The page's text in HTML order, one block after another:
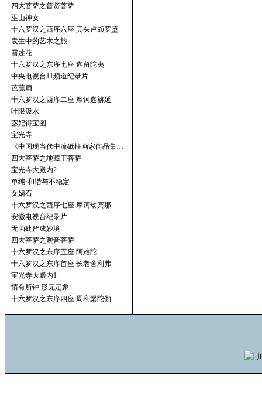
四大菩萨之普贤菩萨
巫山神女
十六罗汉之西序六座 宾头卢颇罗堕
袁生中的艺术之旅
雪莲花
十六罗汉之东序七座 迦留陀夷
中央电视台11频道纪录片
芭蕉扇
十六罗汉之西序二座 摩诃迦旃延
叶限汲水
宓妃得宝图
宝光寺
《中国现当代中流砥柱画家作品集…
四大菩萨之地藏王菩萨
宝光寺大殿内2
单纯·和谐与不稳定
女娲石
十六罗汉之西序七座 摩诃劫宾那
安徽电视台纪录片
无画处皆成妙境
四大菩萨之观音菩萨
十六罗汉之东序五座 阿难陀
十六罗汉之东序首座 长老舍利弗
宝光寺大殿内1
情有所钟 形无定象
十六罗汉之东序四座 周利槃陀伽